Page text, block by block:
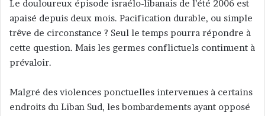
v
o
y
e
n
c
Le douloureux épisode israélo-libanais de l’été 2006 est
apaisé depuis deux mois. Pacification durable, ou simple
trêve de circonstance ? Seul le temps pourra répondre à
cette question. Mais les germes conflictuels continuent à
prévaloir.
Malgré des violences ponctuelles intervenues à certains
endroits du Liban Sud, les bombardements ayant opposé